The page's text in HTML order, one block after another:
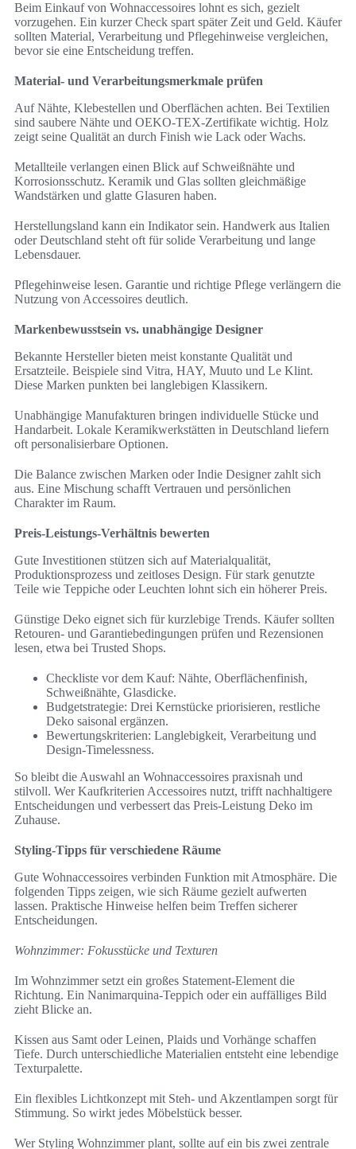
Beim Einkauf von Wohnaccessoires lohnt es sich, gezielt
vorzugehen. Ein kurzer Check spart später Zeit und Geld. Käufer
sollten Material, Verarbeitung und Pflegehinweise vergleichen,
bevor sie eine Entscheidung treffen.
Material- und Verarbeitungsmerkmale prüfen
Auf Nähte, Klebestellen und Oberflächen achten. Bei Textilien
sind saubere Nähte und OEKO-TEX-Zertifikate wichtig. Holz
zeigt seine Qualität an durch Finish wie Lack oder Wachs.
Metallteile verlangen einen Blick auf Schweißnähte und
Korrosionsschutz. Keramik und Glas sollten gleichmäßige
Wandstärken und glatte Glasuren haben.
Herstellungsland kann ein Indikator sein. Handwerk aus Italien
oder Deutschland steht oft für solide Verarbeitung und lange
Lebensdauer.
Pflegehinweise lesen. Garantie und richtige Pflege verlängern die
Nutzung von Accessoires deutlich.
Markenbewusstsein vs. unabhängige Designer
Bekannte Hersteller bieten meist konstante Qualität und
Ersatzteile. Beispiele sind Vitra, HAY, Muuto und Le Klint.
Diese Marken punkten bei langlebigen Klassikern.
Unabhängige Manufakturen bringen individuelle Stücke und
Handarbeit. Lokale Keramikwerkstätten in Deutschland liefern
oft personalisierbare Optionen.
Die Balance zwischen Marken oder Indie Designer zahlt sich
aus. Eine Mischung schafft Vertrauen und persönlichen
Charakter im Raum.
Preis-Leistungs-Verhältnis bewerten
Gute Investitionen stützen sich auf Materialqualität,
Produktionsprozess und zeitloses Design. Für stark genutzte
Teile wie Teppiche oder Leuchten lohnt sich ein höherer Preis.
Günstige Deko eignet sich für kurzlebige Trends. Käufer sollten
Retouren- und Garantiebedingungen prüfen und Rezensionen
lesen, etwa bei Trusted Shops.
Checkliste vor dem Kauf: Nähte, Oberflächenfinish,
Schweißnähte, Glasdicke.
Budgetstrategie: Drei Kernstücke priorisieren, restliche
Deko saisonal ergänzen.
Bewertungskriterien: Langlebigkeit, Verarbeitung und
Design-Timelessness.
So bleibt die Auswahl an Wohnaccessoires praxisnah und
stilvoll. Wer Kaufkriterien Accessoires nutzt, trifft nachhaltigere
Entscheidungen und verbessert das Preis-Leistung Deko im
Zuhause.
Styling-Tipps für verschiedene Räume
Gute Wohnaccessoires verbinden Funktion mit Atmosphäre. Die
folgenden Tipps zeigen, wie sich Räume gezielt aufwerten
lassen. Praktische Hinweise helfen beim Treffen sicherer
Entscheidungen.
Wohnzimmer: Fokusstücke und Texturen
Im Wohnzimmer setzt ein großes Statement-Element die
Richtung. Ein Nanimarquina-Teppich oder ein auffälliges Bild
zieht Blicke an.
Kissen aus Samt oder Leinen, Plaids und Vorhänge schaffen
Tiefe. Durch unterschiedliche Materialien entsteht eine lebendige
Texturpalette.
Ein flexibles Lichtkonzept mit Steh- und Akzentlampen sorgt für
Stimmung. So wirkt jedes Möbelstück besser.
Wer Styling Wohnzimmer plant, sollte auf ein bis zwei zentrale